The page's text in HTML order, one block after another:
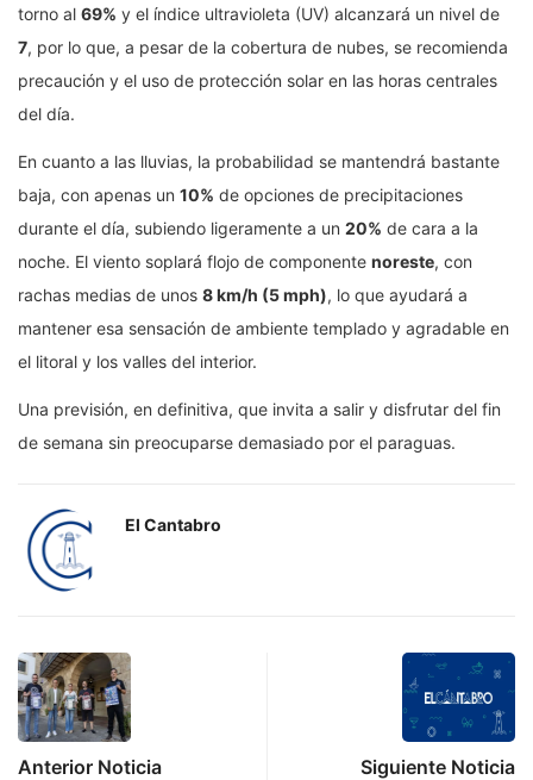
torno al 69% y el índice ultravioleta (UV) alcanzará un nivel de
7, por lo que, a pesar de la cobertura de nubes, se recomienda
precaución y el uso de protección solar en las horas centrales
del día.
En cuanto a las lluvias, la probabilidad se mantendrá bastante
baja, con apenas un 10% de opciones de precipitaciones
durante el día, subiendo ligeramente a un 20% de cara a la
noche. El viento soplará flojo de componente noreste, con
rachas medias de unos 8 km/h (5 mph), lo que ayudará a
mantener esa sensación de ambiente templado y agradable en
el litoral y los valles del interior.
Una previsión, en definitiva, que invita a salir y disfrutar del fin
de semana sin preocuparse demasiado por el paraguas.
El Cantabro
Anterior Noticia Siguiente Noticia